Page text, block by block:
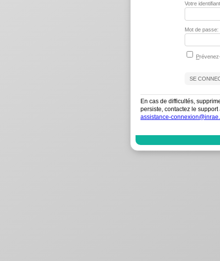
Votre
Mot de passe:
P
En cas de difficultés,
persiste, contactez le
assistance-